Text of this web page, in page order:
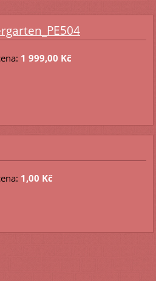
1 999,00 Kč
1,00 Kč